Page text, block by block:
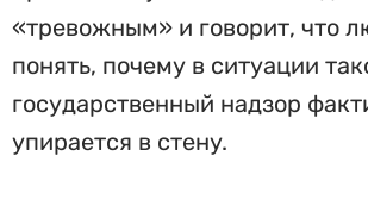
«тревожным» и говорит, что
понять, почему в ситуации
государственный надзор
упирается в стену.